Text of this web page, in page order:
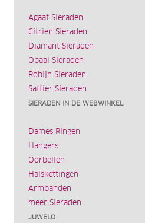
Agaat Sieraden
Citrien Sieraden
Diamant Sieraden
Opaal Sieraden
Robijn Sieraden
Saffier Sieraden
SIERADEN IN DE WEBWINKEL
Dames Ringen
Hangers
Oorbellen
Halskettingen
Armbanden
meer Sieraden
JUWELO